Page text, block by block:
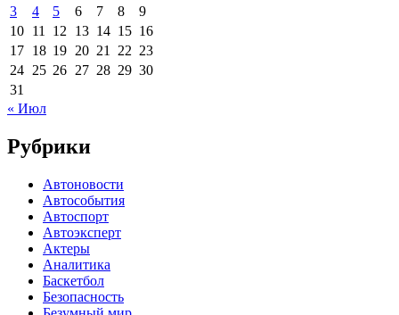
3
4 5 6 7 8
9
10 11 12 13 14 15 16
17 18 19 20 21 22 23
24 25 26 27 28 29 30
31
« Июл
Рубрики
Автоновости
Автособытия
Автоспорт
Автоэксперт
Актеры
Аналитика
Баскетбол
Безопасность